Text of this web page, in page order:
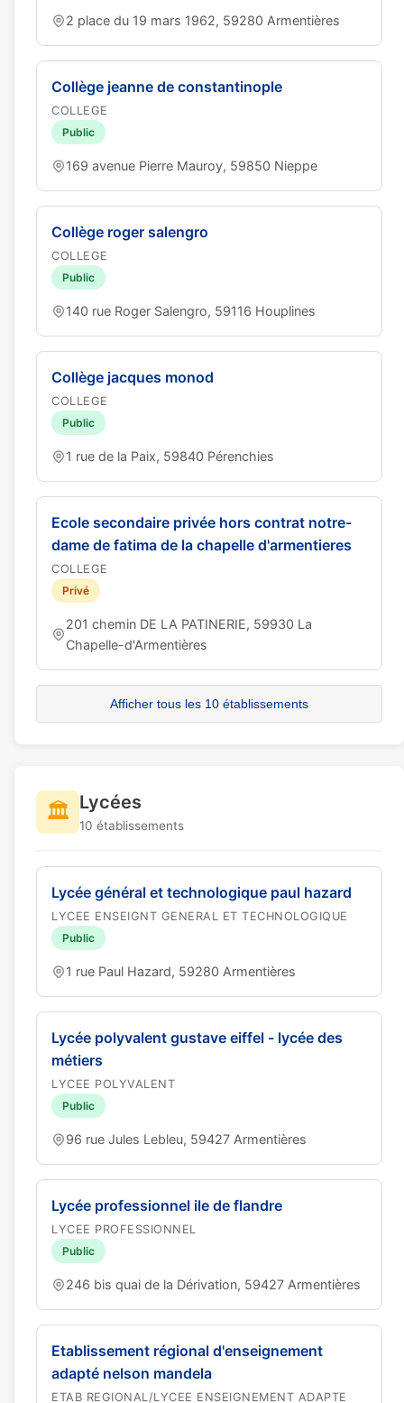
2 place du 19 mars 1962, 59280 Armentières
Collège jeanne de constantinople
COLLEGE
Public
169 avenue Pierre Mauroy, 59850 Nieppe
Collège roger salengro
COLLEGE
Public
140 rue Roger Salengro, 59116 Houplines
Collège jacques monod
COLLEGE
Public
1 rue de la Paix, 59840 Pérenchies
Ecole secondaire privée hors contrat notre-
dame de fatima de la chapelle d'armentieres
COLLEGE
Privé
201 chemin DE LA PATINERIE, 59930 La
Chapelle-d'Armentières
Afficher tous les 10 établissements
🏛️ Lycées
10 établissements
Lycée général et technologique paul hazard
LYCEE ENSEIGNT GENERAL ET TECHNOLOGIQUE
Public
1 rue Paul Hazard, 59280 Armentières
Lycée polyvalent gustave eiffel - lycée des
métiers
LYCEE POLYVALENT
Public
96 rue Jules Lebleu, 59427 Armentières
Lycée professionnel ile de flandre
LYCEE PROFESSIONNEL
Public
246 bis quai de la Dérivation, 59427 Armentières
Etablissement régional d'enseignement
adapté nelson mandela
ETAB REGIONAL/LYCEE ENSEIGNEMENT ADAPTE